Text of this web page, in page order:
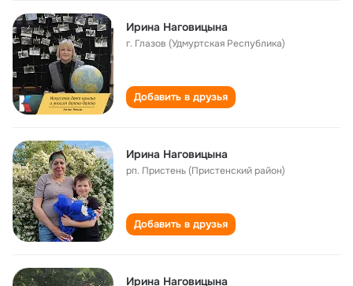
Ирина Наговицына
г. Глазов (Удмуртская Республика)
Добавить в друзья
Ирина Наговицына
рп. Пристень (Пристенский район)
Добавить в друзья
Ирина Наговицына